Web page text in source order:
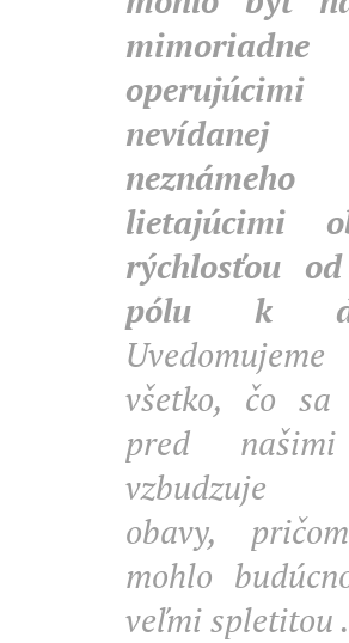
neznámeho
lietajúcimi
rýchlosťou
pólu k
všetko, čo sa
pred
vzbudzuje
obavy,
mohlo
veľmi spletitou